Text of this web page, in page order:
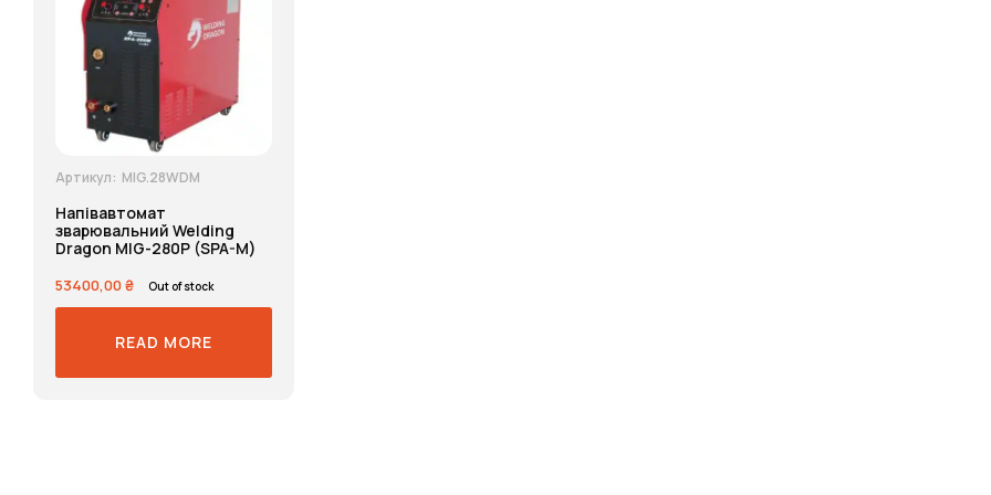
Артикул: MIG.28WDM
Напівавтомат
зварювальний Welding
Dragon MIG-280P (SPA-M)
53400,00₴ Out of stock
READ MORE